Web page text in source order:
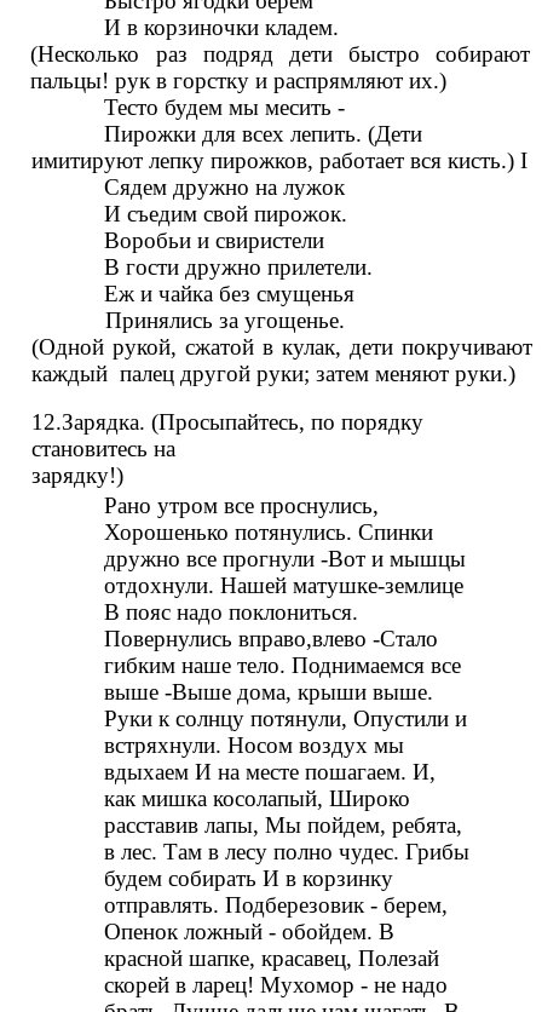
И в корзиночки кладем.
(Несколько раз подряд дети быстро собирают
пальцы! рук в горстку и распрямляют их.)
Тесто будем мы месить -
Пирожки для всех лепить. (Дети
имитируют лепку пирожков, работает вся кисть.) I
Сядем дружно на лужок
И съедим свой пирожок.
Воробьи и свиристели
В гости дружно прилетели.
Еж и чайка без смущенья
Принялись за угощенье.
(Одной рукой, сжатой в кулак, дети покручивают
каждый палец другой руки; затем меняют руки.)
12.Зарядка. (Просыпайтесь, по порядку
становитесь на
зарядку!)
Рано утром все проснулись,
Хорошенько потянулись. Спинки
дружно все прогнули -Вот и мышцы
отдохнули. Нашей матушке-землице
В пояс надо поклониться.
Повернулись вправо,влево -Стало
гибким наше тело. Поднимаемся все
выше -Выше дома, крыши выше.
Руки к солнцу потянули, Опустили и
встряхнули. Носом воздух мы
вдыхаем И на месте пошагаем. И,
как мишка косолапый, Широко
расставив лапы, Мы пойдем, ребята,
в лес. Там в лесу полно чудес. Грибы
будем собирать И в корзинку
отправлять. Подберезовик - берем,
Опенок ложный - обойдем. В
красной шапке, красавец, Полезай
скорей в ларец! Мухомор - не надо